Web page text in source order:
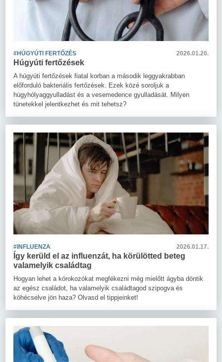
#HÚGYÚTI FERTŐZÉS 2026.01.20.
Húgyúti fertőzések
A húgyúti fertőzések fiatal korban a második leggyakrabban
előforduló bakteriális fertőzések. Ezek közé soroljuk a
húgyhólyaggyulladást és a vesemedence gyulladását. Milyen
tünetekkel jelentkezhet és mit tehetsz?
#INFLUENZA 2026.01.17.
Így kerüld el az influenzát, ha körülötted beteg
valamelyik családtag
Hogyan lehet a kórokozókat megfékezni még mielőtt ágyba döntik
az egész családot, ha valamelyik családtagod szipogva és
köhécselve jön haza? Olvasd el tippjeinket!